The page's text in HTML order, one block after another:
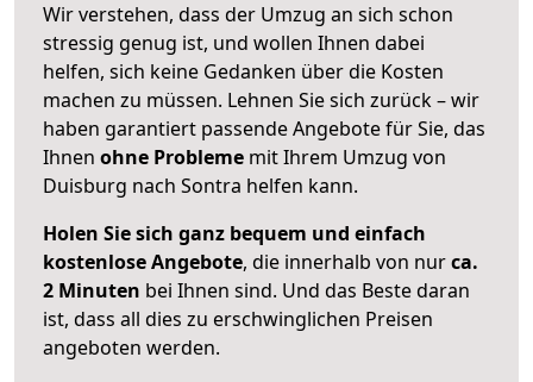
Wir verstehen, dass der Umzug an sich schon
stressig genug ist, und wollen Ihnen dabei
helfen, sich keine Gedanken über die Kosten
machen zu müssen. Lehnen Sie sich zurück – wir
haben garantiert passende Angebote für Sie, das
Ihnen ohne Probleme mit Ihrem Umzug von
Duisburg nach Sontra helfen kann.
Holen Sie sich ganz bequem und einfach
kostenlose Angebote, die innerhalb von nurca.
2 Minuten bei Ihnen sind. Und das Beste daran
ist, dass all dies zu erschwinglichen Preisen
angeboten werden.